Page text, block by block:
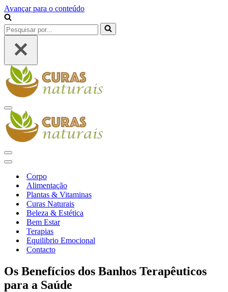
Avançar para o conteúdo
Pesquisar
por...
Menu
de
navegação
Menu
de
Menu
navegação
Corpo
Alimentação
Plantas & Vitaminas
Curas Naturais
Beleza & Estética
Bem Estar
Terapias
Equilibrio Emocional
Contacto
Os Benefícios dos Banhos Terapêuticos
para a Saúde